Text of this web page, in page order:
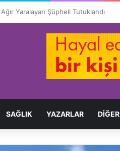
Yaralayan Şüpheli Tutuklandı
SAĞLIK YAZARLAR DİĞER